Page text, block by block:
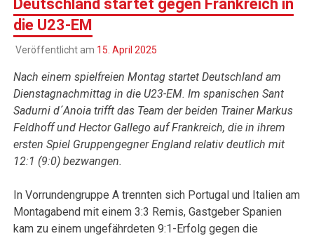
Deutschland startet gegen Frankreich in
die U23-EM
Veröffentlicht am 15. April 2025
Nach einem spielfreien Montag startet Deutschland am
Dienstagnachmittag in die U23-EM. Im spanischen Sant
Sadurni d´Anoia trifft das Team der beiden Trainer Markus
Feldhoff und Hector Gallego auf Frankreich, die in ihrem
ersten Spiel Gruppengegner England relativ deutlich mit
12:1 (9:0) bezwangen.
In Vorrundengruppe A trennten sich Portugal und Italien am
Montagabend mit einem 3:3 Remis, Gastgeber Spanien
kam zu einem ungefährdeten 9:1-Erfolg gegen die